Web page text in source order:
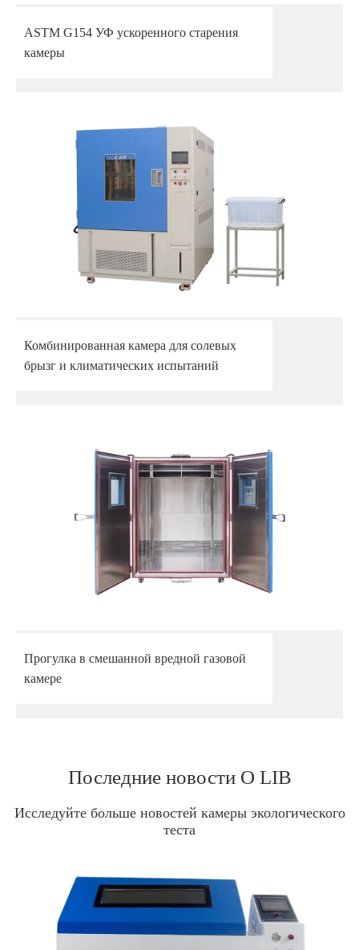
ASTM G154 УФ ускоренного старения
камеры
Комбинированная камера для солевых
брызг и климатических испытаний
Прогулка в смешанной вредной газовой
камере
Последние новости О LIB
Исследуйте больше новостей камеры экологического
теста